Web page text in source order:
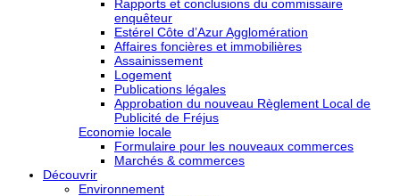
Rapports et conclusions du commissaire
enquêteur
Estérel Côte d’Azur Agglomération
Affaires foncières et immobilières
Assainissement
Logement
Publications légales
Approbation du nouveau Règlement Local de
Publicité de Fréjus
Economie locale
Formulaire pour les nouveaux commerces
Marchés & commerces
Découvrir
Environnement